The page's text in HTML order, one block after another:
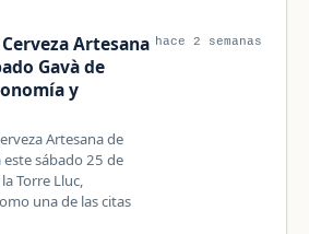
Artesana
Gavà de
y
Artesana de
este sábado 25 de
Torre Lluc,
una de las citas
hace 2 semanas